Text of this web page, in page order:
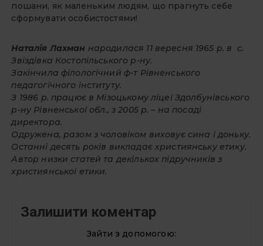
пошани, як маленьким людям, що прагнуть себе
сформувати особистостями!
Наталія Лахман народилася 11 вересня 1965 р. в с.
Звіздівка Костопільського р-ну.
Закінчила філологічний ф-т Рівненського
педагогічного інституту.
З 1986 р. працює в Мізоцькому ліцеї Здолбунівського
р-ну Рівненської обл., з 2005 р. – на посаді
директора.
Одружена, разом з чоловіком виховує сина і доньку.
Останні десять років викладає християнську етику.
Автор низки статей та декількох підручників з
християнської етики.
Залишити коментар
Зайти з допомогою: